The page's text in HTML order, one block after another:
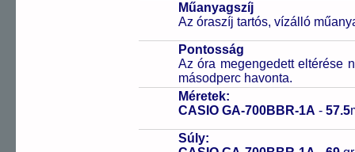
Műanyagszíj
Az óraszíj tartós, vízálló
Pontosság
Az óra megengedett eltérése
másodperc havonta.
Méretek:
CASIO GA-700BBR-1A - 57.5
Súly: